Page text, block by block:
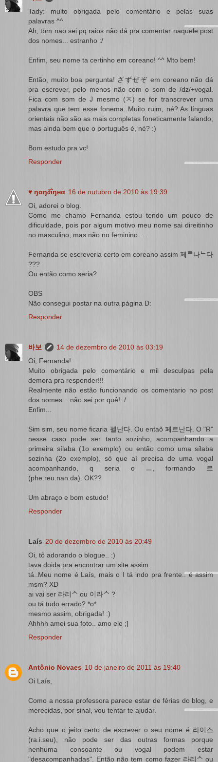
Tady: muito obrigada pelo comentário e pelas suas
palavras ^^
Ah, tbm nao sei pq raios não dá pra comentar naquele post
dos nomes... estranho :/
Enfim, seu nome ta certinho em coreano! ^^ Mto bem!
Então, muito boa pergunta! ざずぜぞ em coreano não dá
pra escrever, pelo menos não com o som de /dz/+vogal.
Fica com som de J mesmo (ㅈ) se for transcrever uma
palavra que tem esse fonema. Muito ruim, né? As línguas
orientais não são as mais completas foneticamente falando,
mas ainda bem que o português é, né? :)
Bom estudo pra vc!
Responder
♥ ŋαŋ∂ΐŋнα 16 de outubro de 2010 às 19:39
Oi, adorei o blog.
Como me chamo Fernanda estou tendo um pouco de
dificuldade, pois por algum motivo meu nome sai direitinho
no masculino, mas não no feminino....
Fernanda se escreveria certo em coreano assim 페ᄅ나ᄂ다
???
Ou então como seria?
OBS
Não consegui postar na outra página D:
Responder
바보
14 de dezembro de 2010 às 03:19
Oi, Fernanda!
Muito obrigada pelo comentário e mil desculpas pela
demora pra responder!!!
Realmente não estão funcionando os comentario no post
dos nomes... não sei por quê! :/
Enfim...
Sim sim, seu nome ficaria 펠난다. Ou entaõ 페르난다. O "R"
nesse caso pode ser tanto sozinho, acompanhando a
primeira sílaba (1o exemplo) ou então como uma sílaba
sozinha (2o exemplo), só que aí precisa de uma vogal
acompanhando, q seria o ㅡ, formando 르
(phe.reu.nan.da). OK??
Um abraço e bom estudo!
Responder
Laís 20 de dezembro de 2010 às 20:49
Oi, tô adorando o blogue.. :)
tava doida pra encontrar um site assim..
tá..Meu nome é Laís, mais o I tá indo pra frente.. é assim
msm? XD
ai vai ser 라리ᄉ ou 이라ᄉ ?
ou tá tudo errado? *o*
mesmo assim, obrigada! :)
Ahhhh amei sua foto.. amo ele ;]
Responder
Antônio Novaes 10 de janeiro de 2011 às 19:40
Oi Laís,
Como a nossa professora parece estar de férias do blog, e
merecidas, por sinal, vou tentar te ajudar.
Acho que o jeito certo de escrever o seu nome é 라이스
(ra.i.seu), não pode ser das outras formas porque
nenhuma consoante ou vogal podem estar
"desacompanhadas". Então não tem como fazer 라리ᄉ ou